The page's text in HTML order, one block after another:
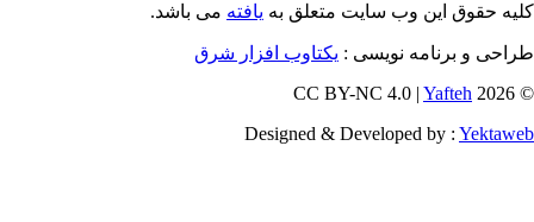
حقوق این وب سایت متعلق بهیافتهمی باشد.
و برنامه نویسی : یکتاوب افزار شرق
©
Yafteh
Designed & Developed by :